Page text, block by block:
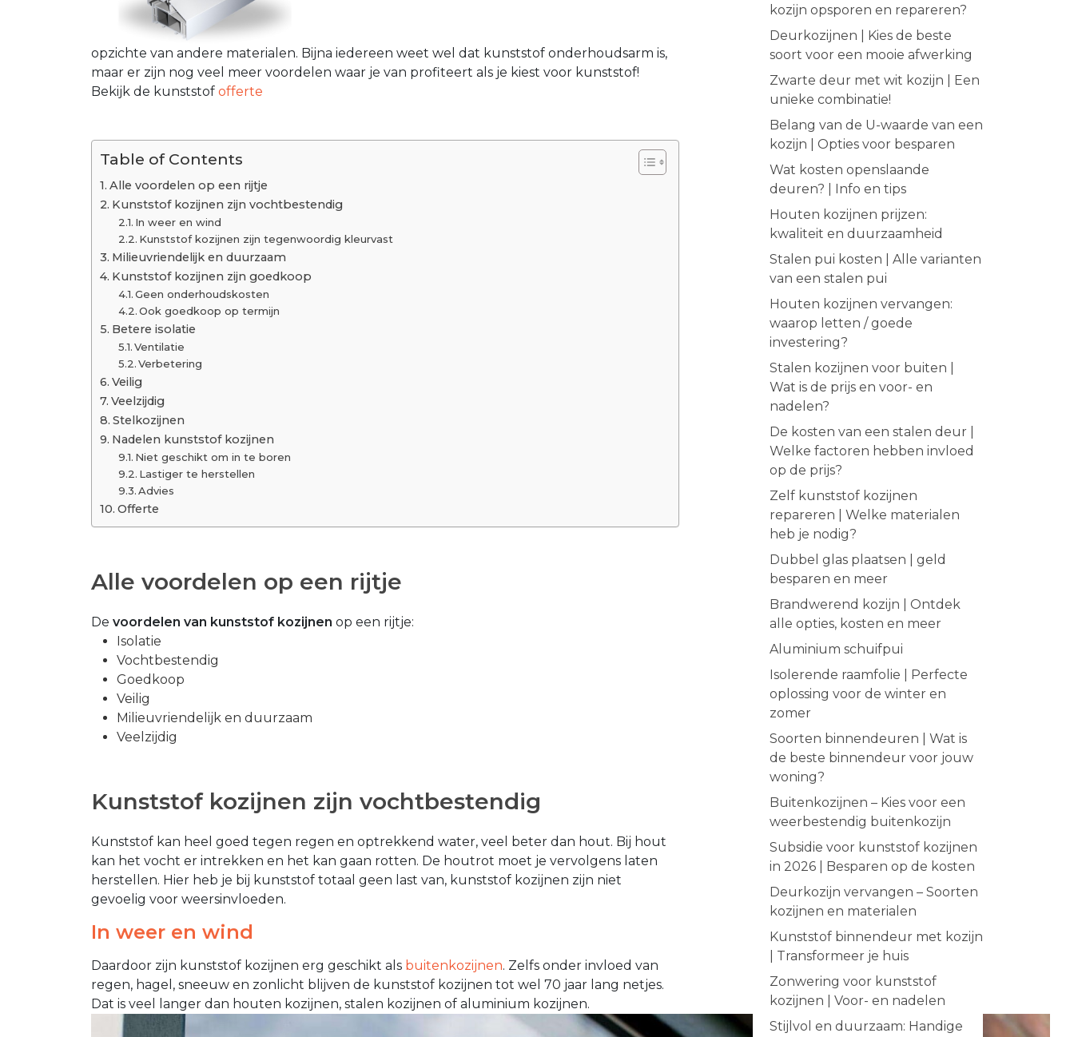
opzichte van andere materialen. Bijna iedereen weet wel dat kunststof onderhoudsarm is,
maar er zijn nog veel meer voordelen waar je van profiteert als je kiest voor kunststof!
Bekijk de kunststof offerte
Table of Contents
Alle voordelen op een rijtje
Kunststof kozijnen zijn vochtbestendig
In weer en wind
Kunststof kozijnen zijn tegenwoordig kleurvast
Milieuvriendelijk en duurzaam
Kunststof kozijnen zijn goedkoop
Geen onderhoudskosten
Ook goedkoop op termijn
Betere isolatie
Ventilatie
Verbetering
Veilig
Veelzijdig
Stelkozijnen
Nadelen kunststof kozijnen
Niet geschikt om in te boren
Lastiger te herstellen
Advies
Offerte
Alle voordelen op een rijtje
De voordelen van kunststof kozijnen op een rijtje:
Isolatie
Vochtbestendig
Goedkoop
Veilig
Milieuvriendelijk en duurzaam
Veelzijdig
Kunststof kozijnen zijn vochtbestendig
Kunststof kan heel goed tegen regen en optrekkend water, veel beter dan hout. Bij hout
kan het vocht er intrekken en het kan gaan rotten. De houtrot moet je vervolgens laten
herstellen. Hier heb je bij kunststof totaal geen last van, kunststof kozijnen zijn niet
gevoelig voor weersinvloeden.
In weer en wind
Daardoor zijn kunststof kozijnen erg geschikt als buitenkozijnen. Zelfs onder invloed van
regen, hagel, sneeuw en zonlicht blijven de kunststof kozijnen tot wel 70 jaar lang netjes.
Dat is veel langer dan houten kozijnen, stalen kozijnen of aluminium kozijnen.
kozijn opsporen en repareren?
Deurkozijnen | Kies de beste
soort voor een mooie afwerking
Zwarte deur met wit kozijn | Een
unieke combinatie!
Belang van de U-waarde van een
kozijn | Opties voor besparen
Wat kosten openslaande
deuren? | Info en tips
Houten kozijnen prijzen:
kwaliteit en duurzaamheid
Stalen pui kosten | Alle varianten
van een stalen pui
Houten kozijnen vervangen:
waarop letten / goede
investering?
Stalen kozijnen voor buiten |
Wat is de prijs en voor- en
nadelen?
De kosten van een stalen deur |
Welke factoren hebben invloed
op de prijs?
Zelf kunststof kozijnen
repareren | Welke materialen
heb je nodig?
Dubbel glas plaatsen | geld
besparen en meer
Brandwerend kozijn | Ontdek
alle opties, kosten en meer
Aluminium schuifpui
Isolerende raamfolie | Perfecte
oplossing voor de winter en
zomer
Soorten binnendeuren | Wat is
de beste binnendeur voor jouw
woning?
Buitenkozijnen – Kies voor een
weerbestendig buitenkozijn
Subsidie voor kunststof kozijnen
in 2026 | Besparen op de kosten
Deurkozijn vervangen – Soorten
kozijnen en materialen
Kunststof binnendeur met kozijn
| Transformeer je huis
Zonwering voor kunststof
kozijnen | Voor- en nadelen
Stijlvol en duurzaam: Handige